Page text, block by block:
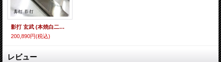
影打 玄武 (本焼白二鋼) 先丸正夫 300mm 波浮かし 波紋がたまらない 入荷しました 鏡面（元々）鞘付（元々）
200,890円(税込)
レビュー